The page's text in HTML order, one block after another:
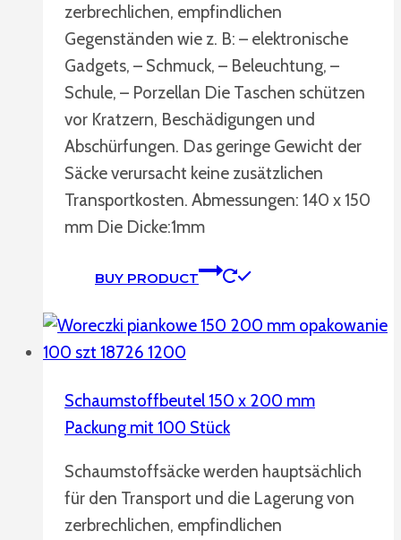
zerbrechlichen, empfindlichen
Gegenständen wie z. B: – elektronische
Gadgets, – Schmuck, – Beleuchtung, –
Schule, – Porzellan Die Taschen schützen
vor Kratzern, Beschädigungen und
Abschürfungen. Das geringe Gewicht der
Säcke verursacht keine zusätzlichen
Transportkosten. Abmessungen: 140 x 150
mm Die Dicke:1mm
BUY PRODUCT
Schaumstoffbeutel 150 x 200 mm
Packung mit 100 Stück
Schaumstoffsäcke werden hauptsächlich
für den Transport und die Lagerung von
zerbrechlichen, empfindlichen